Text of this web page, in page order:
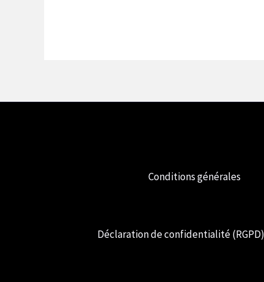
Conditions générales
Déclaration de confidentialité (RGPD)